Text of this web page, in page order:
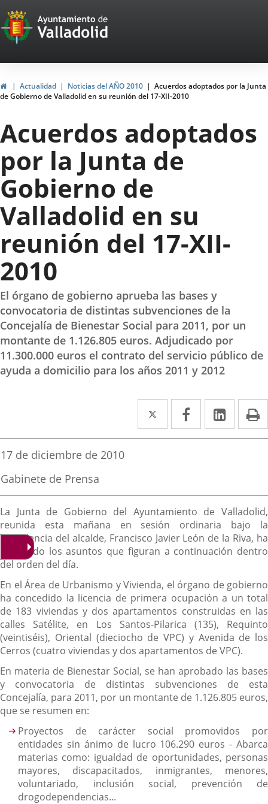
Portal
Web
del
Ayuntamiento
de
Valladolid
InicioActualidad Noticias del AÑO 2010
Acuerdos adoptados por la Junta
de Gobierno de Valladolid en su reunión del 17-XII-2010
Acuerdos adoptados
por la Junta de
Gobierno de
Valladolid en su
reunión del 17-XII-
2010
El órgano de gobierno aprueba las bases y
convocatoria de distintas subvenciones de la
Concejalía de Bienestar Social para 2011, por un
montante de 1.126.805 euros. Adjudicado por
11.300.000 euros el contrato del servicio público de
ayuda a domicilio para los años 2011 y 2012
Twitter
Enlace
a
externa.
Facebook
Enlace
a
externa.
Enlace
a
Fecha
la
noticia
17 de diciembre de 2010
Fuente
la
noticia
Gabinete de Prensa
Descripción
La Junta de Gobierno del Ayuntamiento de Valladolid,
reunida esta mañana en sesión ordinaria bajo la
presidencia del alcalde, Francisco Javier León de la Riva, ha
abordado los asuntos que figuran a continuación dentro
del orden del día.
En el Área de Urbanismo y Vivienda, el órgano de gobierno
ha concedido la licencia de primera ocupación a un total
de 183 viviendas y dos apartamentos construidas en las
calles Satélite, en Los Santos-Pilarica (135), Requinto
(veintiséis), Oriental (dieciocho de VPC) y Avenida de los
Cerros (cuatro viviendas y dos apartamentos de VPC).
En materia de Bienestar Social, se han aprobado las bases
y convocatoria de distintas subvenciones de esta
Concejalía, para 2011, por un montante de 1.126.805 euros,
que se resumen en:
Proyectos de carácter social promovidos por
entidades sin ánimo de lucro 106.290 euros - Abarca
materias como: igualdad de oportunidades, personas
mayores, discapacitados, inmigrantes, menores,
voluntariado, inclusión social, prevención de
drogodependencias...